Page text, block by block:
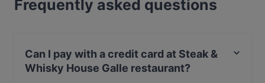
Frequently asked questions
Can I pay with a credit card at Steak &
Whisky House Galle restaurant?